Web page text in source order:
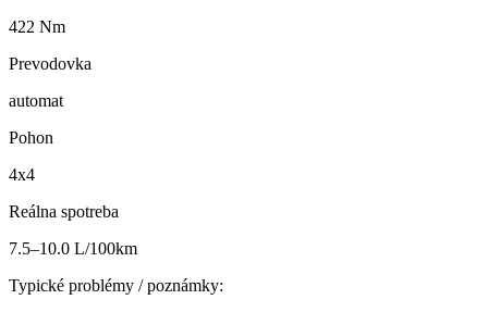
422 Nm
Prevodovka
automat
Pohon
4x4
Reálna spotreba
7.5–10.0 L/100km
Typické problémy / poznámky: